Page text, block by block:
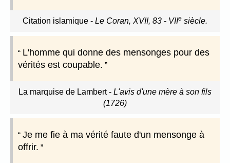
Citation islamique - Le Coran, XVII, 83 - VIIe siècle.
L'homme qui donne des mensonges pour des
vérités est coupable.
La marquise de Lambert- L'avis d'une mère à son fils
(1726)
Je me fie à ma vérité faute d'un mensonge à
offrir.